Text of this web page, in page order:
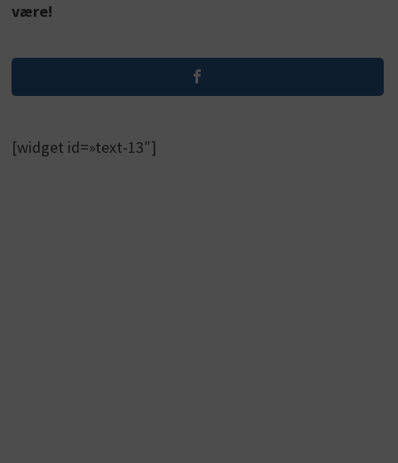
være!
[widget id=»text-13″]